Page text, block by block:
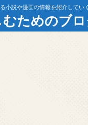
説や漫画の情報を紹介してい
ためのブ